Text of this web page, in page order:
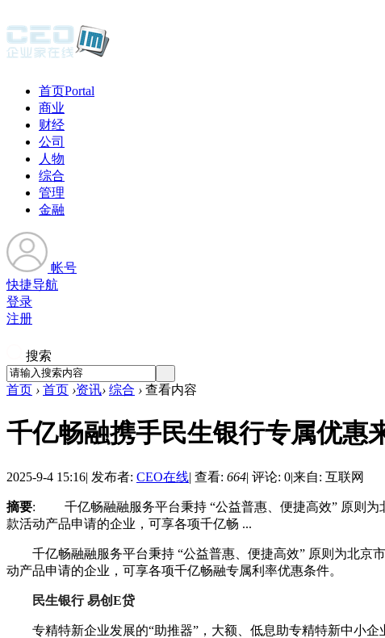
首页Portal
商业
财经
公司
人物
综合
管理
金融
帐号
快捷导航
登录
注册
搜索
首页 › 首页 ›资讯› 综合 › 查看内容
千亿畅融携手民生银行专属优惠
2025-9-4 15:16| 发布者: CEO在线| 查看: 664| 评论: 0|来自: 互联网
摘要: 千亿畅融融服务平台秉持 “公益普惠、便捷高效” 原则为
款活动产品申请的企业，可享各项千亿畅 ...
千亿畅融融服务平台秉持 “公益普惠、便捷高效” 原则为北京
动产品申请的企业，可享各项千亿畅融专属利率优惠条件。
民生银行 易创E贷
专精特新企业发展的“助推器”，大额、低息助专精特新中小企